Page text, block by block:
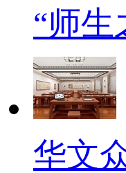
“师
华文